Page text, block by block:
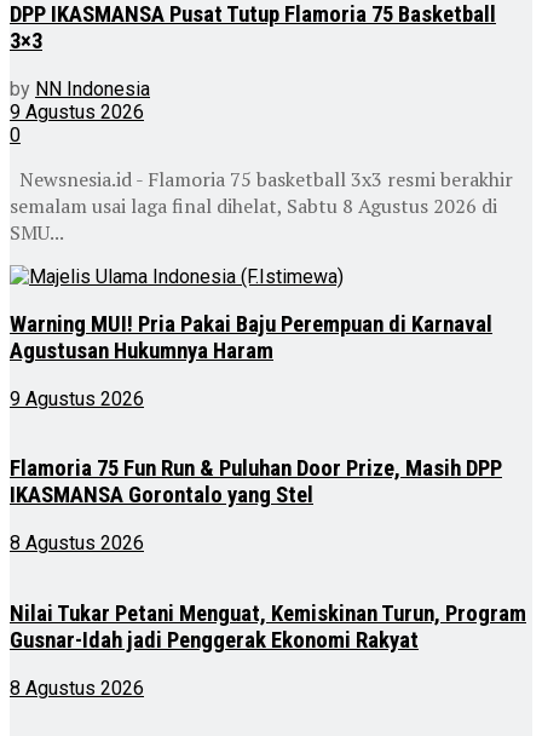
DPP IKASMANSA Pusat Tutup Flamoria 75 Basketball
3×3
by NN Indonesia
9 Agustus 2026
0
Newsnesia.id - Flamoria 75 basketball 3x3 resmi berakhir
semalam usai laga final dihelat, Sabtu 8 Agustus 2026 di
SMU...
Warning MUI! Pria Pakai Baju Perempuan di Karnaval
Agustusan Hukumnya Haram
9 Agustus 2026
Flamoria 75 Fun Run & Puluhan Door Prize, Masih DPP
IKASMANSA Gorontalo yang Stel
8 Agustus 2026
Nilai Tukar Petani Menguat, Kemiskinan Turun, Program
Gusnar-Idah jadi Penggerak Ekonomi Rakyat
8 Agustus 2026